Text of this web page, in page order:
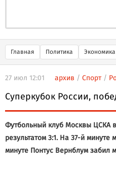
Главная Политика Экономика
27 июл 12:01 архив / Спорт/
Суперкубок России,
Футбольный клуб Москвы ЦСКА
результатом 3:1. На 37-й
минуте Понтус Вернблум забил